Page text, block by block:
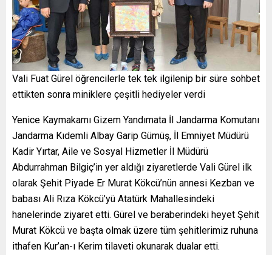
Vali Fuat Gürel öğrencilerle tek tek ilgilenip bir süre sohbet
ettikten sonra miniklere çeşitli hediyeler verdi
Yenice Kaymakamı Gizem Yandımata İl Jandarma Komutanı
Jandarma Kıdemli Albay Garip Gümüş, İl Emniyet Müdürü
Kadir Yırtar, Aile ve Sosyal Hizmetler İl Müdürü
Abdurrahman Bilgiç’in yer aldığı ziyaretlerde Vali Gürel ilk
olarak Şehit Piyade Er Murat Kökcü’nün annesi Kezban ve
babası Ali Rıza Kökcü’yü Atatürk Mahallesindeki
hanelerinde ziyaret etti. Gürel ve beraberindeki heyet Şehit
Murat Kökcü ve başta olmak üzere tüm şehitlerimiz ruhuna
ithafen Kur’an-ı Kerim tilaveti okunarak dualar etti.